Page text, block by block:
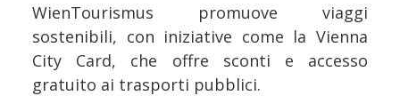
WienTourismus promuove viaggi
sostenibili, con iniziative come la Vienna
City Card, che offre sconti e accesso
gratuito ai trasporti pubblici.